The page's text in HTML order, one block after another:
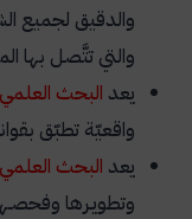
والدقيق لجميع
والتي تتَّصل بها
يعد البحث العلمي
واقعيّة تطبّق
يعد البحث العلمي
وتطويـرها